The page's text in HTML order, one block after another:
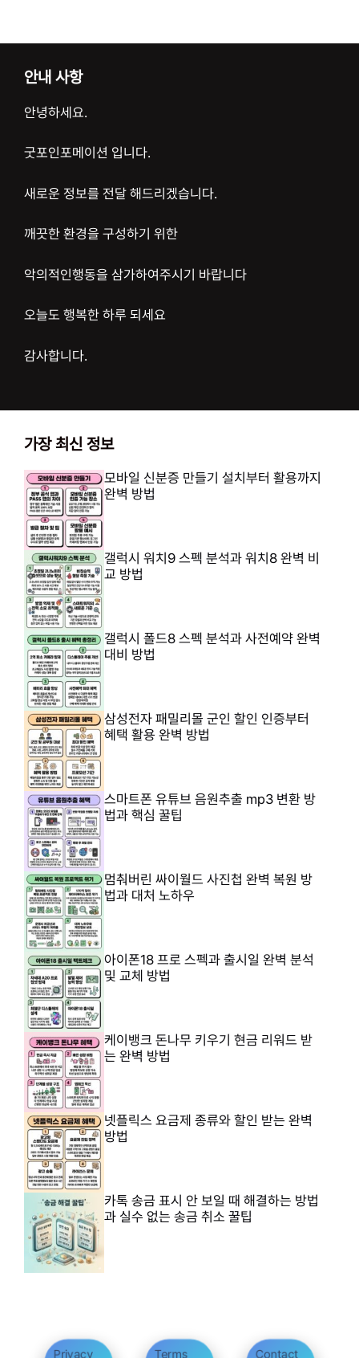
안내 사항
안녕하세요.
굿포인포메이션 입니다.
새로운 정보를 전달 해드리겠습니다.
깨끗한 환경을 구성하기 위한
악의적인행동을 삼가하여주시기 바랍니다
오늘도 행복한 하루 되세요
감사합니다.
가장 최신 정보
모바일 신분증 만들기 설치부터 활용까지
완벽 방법
갤럭시 워치9 스펙 분석과 워치8 완벽 비
교 방법
갤럭시 폴드8 스펙 분석과 사전예약 완벽
대비 방법
삼성전자 패밀리몰 군인 할인 인증부터
혜택 활용 완벽 방법
스마트폰 유튜브 음원추출 mp3 변환 방
법과 핵심 꿀팁
멈춰버린 싸이월드 사진첩 완벽 복원 방
법과 대처 노하우
아이폰18 프로 스펙과 출시일 완벽 분석
및 교체 방법
케이뱅크 돈나무 키우기 현금 리워드 받
는 완벽 방법
넷플릭스 요금제 종류와 할인 받는 완벽
방법
카톡 송금 표시 안 보일 때 해결하는 방법
과 실수 없는 송금 취소 꿀팁
Privacy Terms Contact